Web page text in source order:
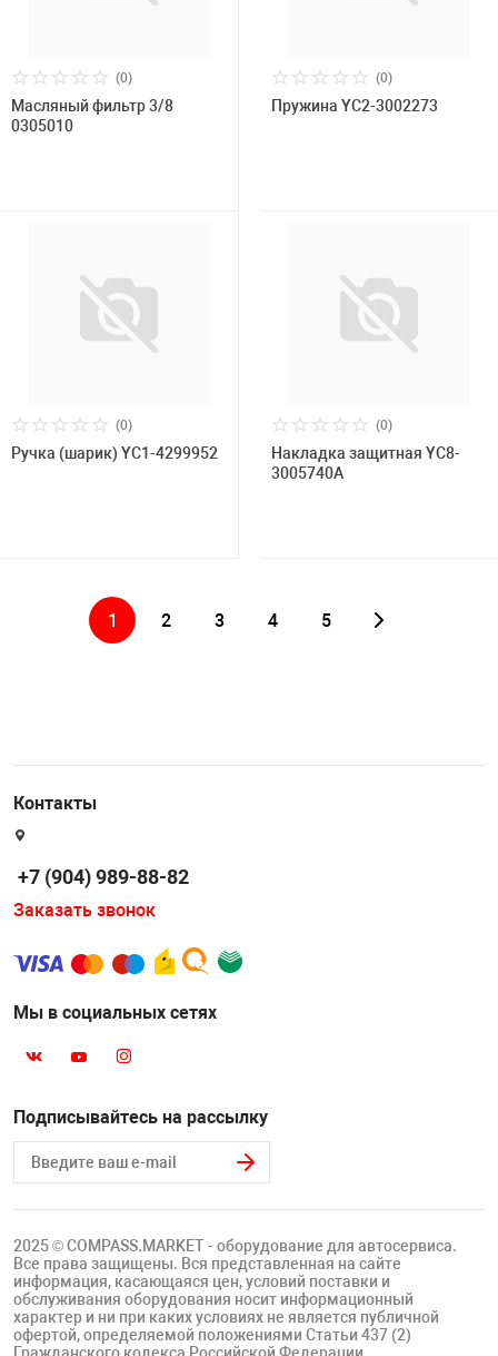
(0)
Масляный фильтр 3/8
0305010
(0)
Пружина YC2-3002273
(0)
Ручка (шарик) YC1-4299952
(0)
Накладка защитная YC8-
3005740А
1 2 3 4 5
Контакты
+7 (904) 989-88-82
Заказать звонок
Мы в социальных сетях
Подписывайтесь на рассылку
2025 © COMPASS.MARKET - оборудование для автосервиса.
Все права защищены. Вся представленная на сайте
информация, касающаяся цен, условий поставки и
обслуживания оборудования носит информационный
характер и ни при каких условиях не является публичной
офертой, определяемой положениями Статьи 437 (2)